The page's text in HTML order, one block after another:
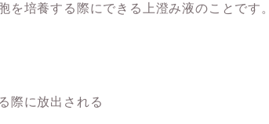
を培養する際にできる上澄み液のことです。
際に放出される